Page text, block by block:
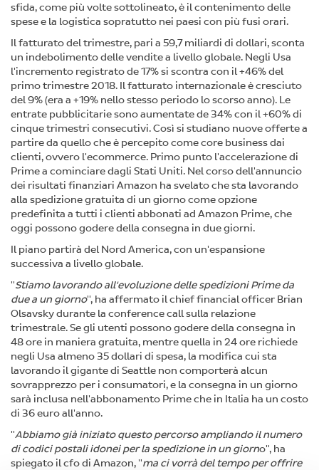
sfida, come più volte sottolineato, è il contenimento delle
spese e la logistica sopratutto nei paesi con più fusi orari.
Il fatturato del trimestre, pari a 59,7 miliardi di dollari, sconta
un indebolimento delle vendite a livello globale. Negli Usa
l'incremento registrato de 17% si scontra con il +46% del
primo trimestre 2018. Il fatturato internazionale è cresciuto
del 9% (era a +19% nello stesso periodo lo scorso anno). Le
entrate pubblicitarie sono aumentate de 34% con il +60% di
cinque trimestri consecutivi. Così si studiano nuove offerte a
partire da quello che è percepito come core business dai
clienti, ovvero l'ecommerce. Primo punto l'accelerazione di
Prime a cominciare dagli Stati Uniti. Nel corso dell'annuncio
dei risultati finanziari Amazon ha svelato che sta lavorando
alla spedizione gratuita di un giorno come opzione
predefinita a tutti i clienti abbonati ad Amazon Prime, che
oggi possono godere della consegna in due giorni.
Il piano partirà del Nord America, con un'espansione
successiva a livello globale.
"Stiamo lavorando all'evoluzione delle spedizioni Prime da
due a un giorno", ha affermato il chief financial officer Brian
Olsavsky durante la conference call sulla relazione
trimestrale. Se gli utenti possono godere della consegna in
48 ore in maniera gratuita, mentre quella in 24 ore richiede
negli Usa almeno 35 dollari di spesa, la modifica cui sta
lavorando il gigante di Seattle non comporterà alcun
sovrapprezzo per i consumatori, e la consegna in un giorno
sarà inclusa nell'abbonamento Prime che in Italia ha un costo
di 36 euro all'anno.
"Abbiamo già iniziato questo percorso ampliando il numero
di codici postali idonei per la spedizione in un giorno", ha
spiegato il cfo di Amazon, "ma ci vorrà del tempo per offrire